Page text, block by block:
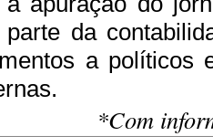
da
a políticos
*Com